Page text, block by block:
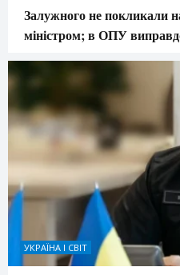
Залужного не покликали
міністром; в ОПУ
УКРАЇНА І СВІТ